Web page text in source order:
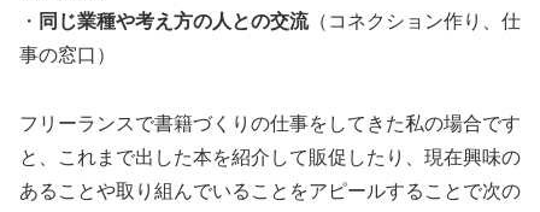
・ 同じ業種や考え方の人との交流（コネクション作り、仕
事の窓口）
フリーランスで書籍づくりの仕事をしてきた私の場合です
と、これまで出した本を紹介して販促したり、現在興味の
あることや取り組んでいることをアピールすることで次の